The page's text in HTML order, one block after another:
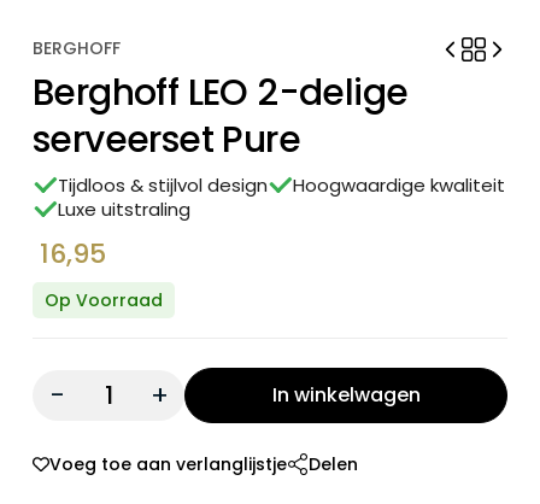
BERGHOFF
Berghoff LEO 2-delige
serveerset Pure
Tijdloos & stijlvol design
Hoogwaardige kwaliteit
Luxe uitstraling
16,95
Op Voorraad
Quantity: In winkelwagen
Voeg toe aan verlanglijstje Delen